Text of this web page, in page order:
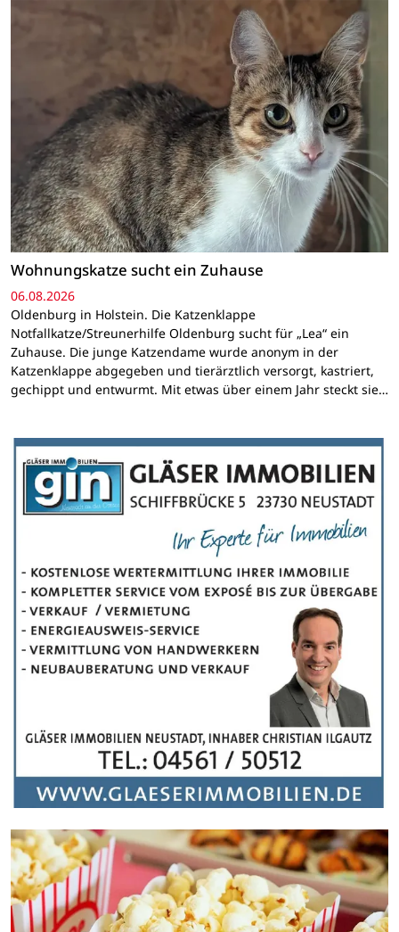
Wohnungskatze sucht ein Zuhause
06.08.2026
Oldenburg in Holstein. Die Katzenklappe
Notfallkatze/Streunerhilfe Oldenburg sucht für „Lea“ ein
Zuhause. Die junge Katzendame wurde anonym in der
Katzenklappe abgegeben und tierärztlich versorgt, kastriert,
gechippt und entwurmt. Mit etwas über einem Jahr steckt sie…